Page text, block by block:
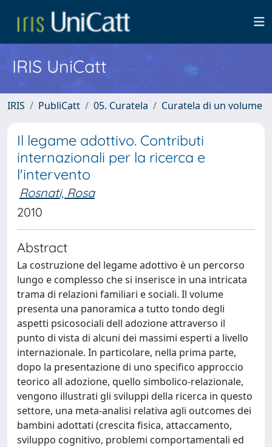
IRIS UniCatt
IRIS PubliCatt 05. Curatela Curatela di un volume
Il legame adottivo. Contributi
internazionali per la ricerca e
l'intervento
Rosnati, Rosa
2010
Abstract
La costruzione del legame adottivo è un percorso
lungo e complesso che si inserisce in una intricata
trama di relazioni familiari e sociali. Il volume
presenta una panoramica a tutto tondo degli
aspetti psicosociali dell adozione attraverso il
punto di vista di alcuni dei massimi esperti a livello
internazionale. In particolare, nella prima parte,
dopo la presentazione di uno specifico approccio
teorico all adozione, quello simbolico-relazionale,
vengono illustrati gli sviluppi della ricerca in questo
settore, una meta-analisi relativa agli outcomes dei
bambini adottati (crescita fisica, attaccamento,
sviluppo cognitivo, problemi comportamentali ed